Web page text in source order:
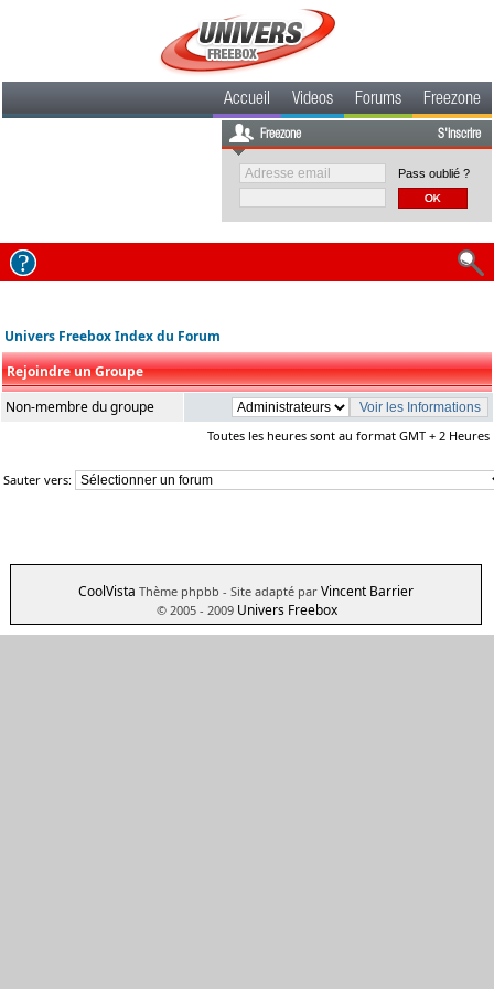
Accueil Videos Forums Freezone
Freezone S'inscrire
Pass oublié ?
Univers Freebox Index du Forum
Rejoindre un Groupe
Non-membre du groupe
Toutes les heures sont au format GMT + 2 Heures
Sauter vers:
CoolVista Thème phpbb - Site adapté par Vincent Barrier
© 2005 - 2009 Univers Freebox